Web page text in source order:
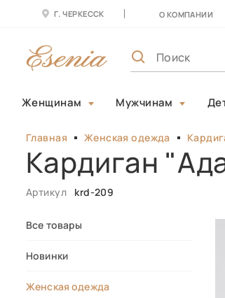
Г. ЧЕРКЕССК О КОМПАНИИ
Женщинам Мужчинам
Главная Женская одежда
Кардиган
Артикул krd-209
Все товары
Новинки
Женская одежда